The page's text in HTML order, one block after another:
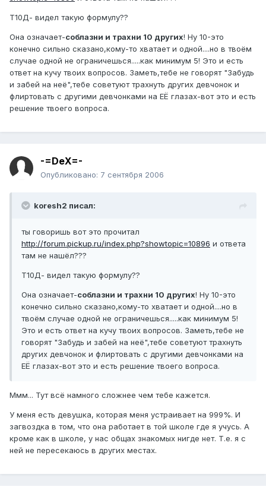
Т10Д- видел такую формулу??
Она означает-соблазни и трахни 10 других! Ну 10-это
конечно сильно сказано,кому-то хватает и одной....но в твоём
случае одной не ограничешься.....как минимум 5! Это и есть
ответ на кучу твоих вопросов. Заметь,тебе не говорят "Забудь
и забей на неё",тебе советуют трахнуть других девчонок и
флиртовать с другими девчонками на ЕЁ глазах-вот это и есть
решение твоего вопроса.
-=DeX=-
Опубликовано: 7 сентября 2006
koresh2 писал:
ты говоришь вот это прочитал
http://forum.pickup.ru/index.php?showtopic=10896 и ответа
там не нашёл???
Т10Д- видел такую формулу??
Она означает-соблазни и трахни 10 других! Ну 10-это
конечно сильно сказано,кому-то хватает и одной....но в
твоём случае одной не ограничешься.....как минимум 5!
Это и есть ответ на кучу твоих вопросов. Заметь,тебе не
говорят "Забудь и забей на неё",тебе советуют трахнуть
других девчонок и флиртовать с другими девчонками на
ЕЁ глазах-вот это и есть решение твоего вопроса.
Ммм... Тут всё намного сложнее чем тебе кажется.
У меня есть девушка, которая меня устраивает на 999%. И
загвоздка в том, что она работает в той школе где я учусь. А
кроме как в школе, у нас общах знакомых нигде нет. Т.е. я с
ней не пересекаюсь в других местах.